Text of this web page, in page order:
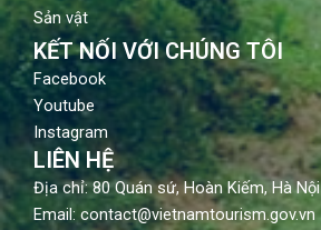
Sản vật
KẾT NỐI VỚI CHÚNG TÔI
Facebook
Youtube
Instagram
LIÊN HỆ
Địa chỉ: 80 Quán sứ, Hoàn Kiếm, Hà Nội
Email: contact@vietnamtourism.gov.vn